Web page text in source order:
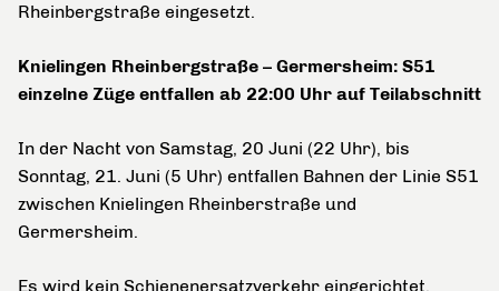
Rheinbergstraße eingesetzt.
Knielingen Rheinbergstraße – Germersheim: S51
einzelne Züge entfallen ab 22:00 Uhr auf Teilabschnitt
In der Nacht von Samstag, 20 Juni (22 Uhr), bis
Sonntag, 21. Juni (5 Uhr) entfallen Bahnen der Linie S51
zwischen Knielingen Rheinberstraße und
Germersheim.
Es wird kein Schienenersatzverkehr eingerichtet.